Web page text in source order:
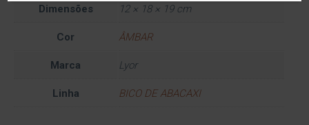
Dimensões 12 × 18 × 19 cm
Cor ÂMBAR
Marca Lyor
Linha BICO DE ABACAXI